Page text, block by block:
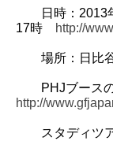
日時：2013年
17時
http://
場所：日比
PHJブース
http://
スタディツア